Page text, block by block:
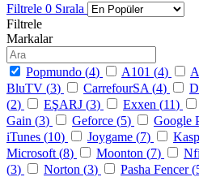
Filtrele 0 Sırala
Filtrele
Markalar
Popmundo (4) A101 (4)
BluTV (3) CarrefourSA (4)
(2) EŞARJ (3) Exxen (11)
Gain (3) Geforce (5) Google
iTunes (10) Joygame (7)
Microsoft (8) Moonton (7)
(3) Norton (3) Pasha Fencer (